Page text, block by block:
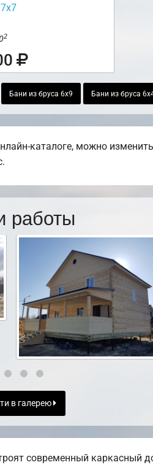
2
Бани из бруса 6х9 Бани из бруса
каталоге, можно
работы
в галерею
современный каркасный